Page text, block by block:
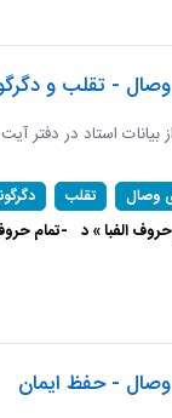
- تقلب و
بیانات استاد در دفتر آیت
وصال تقلب
الفبا » د -تمام
وصال - حفظ ایمان